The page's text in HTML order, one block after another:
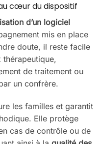
cœur du dispositif
d’un logiciel
mis en place
doute, il reste facile
thérapeutique,
de traitement ou
un confrère.
les familles et garantit
Elle protège
cas de contrôle ou de